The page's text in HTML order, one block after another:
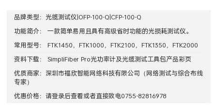
品牌类型： 光缆测试仪|OFP-100-Q|CFP-100-Q
功能简介： 一款简单易用且具有高级省时功能的光损耗测试仪。
常用型号： FTK1450， FTK1000， FTK2100， FTK1350， FTK2000
资料下载： SimpliFiber Pro光功率计及光缆测试工具包产品彩页
优质商家： 深圳市福欣智能网络科技有限公司 （网络测试与综合布线
专家）
优惠价格：请登录后查看或者直接致电0755-82816978